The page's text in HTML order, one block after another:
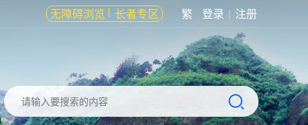
无障碍浏览 长者专区 繁 登录 | 注册